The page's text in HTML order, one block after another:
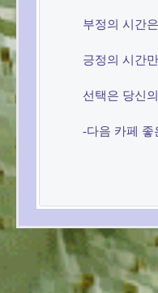
부정의 시간
긍정의 시간
선택은 당신
-다음 카페 좋